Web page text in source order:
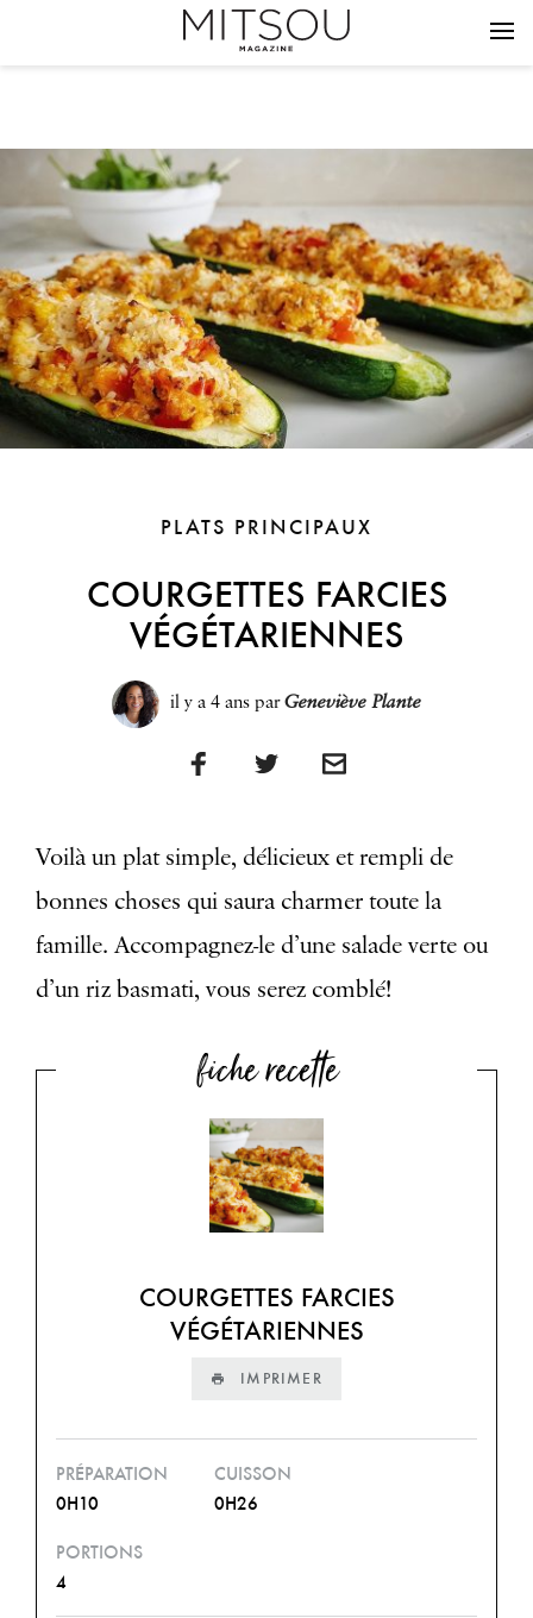
PLATS PRINCIPAUX
COURGETTES FARCIES
VÉGÉTARIENNES
il y a 4 ansparGeneviève Plante
Voilà un plat simple, délicieux et rempli de
bonnes choses qui saura charmer toute la
famille. Accompagnez-le d’une salade verte ou
d’un riz basmati, vous serez comblé!
fiche recette
COURGETTES FARCIES
VÉGÉTARIENNES
IMPRIMER
PRÉPARATION
0H10
CUISSON
0H26
PORTIONS
4